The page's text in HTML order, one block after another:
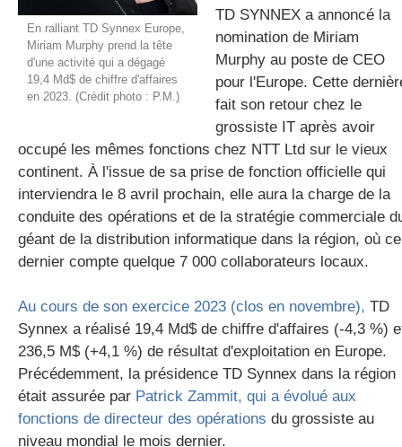
En ralliant TD Synnex Europe,
Miriam Murphy prend la tête
d'une activité qui a dégagé
19,4 Md$ de chiffre d'affaires
en 2023. (Crédit photo : P.M.)
TD SYNNEX a annoncé la
nomination de Miriam
Murphy au poste de CEO
pour l'Europe. Cette
fait son retour chez le
grossiste IT après avoir
occupé les mêmes fonctions chez NTT Ltd sur le vieux
continent. À l'issue de sa prise de fonction officielle qui
interviendra le 8 avril prochain, elle aura la charge de la
conduite des opérations et de la stratégie commerciale
géant de la distribution informatique dans la région, où ce
dernier compte quelque 7 000 collaborateurs locaux.
Au cours de son exercice 2023 (clos en novembre), TD
Synnex a réalisé 19,4 Md$ de chiffre d'affaires (-4,3 %)
236,5 M$ (+4,1 %) de résultat d'exploitation en Europe.
Précédemment, la présidence TD Synnex dans la région
était assurée par Patrick Zammit, qui a évolué aux
fonctions de directeur des opérations du grossiste au
niveau mondial le mois dernier.